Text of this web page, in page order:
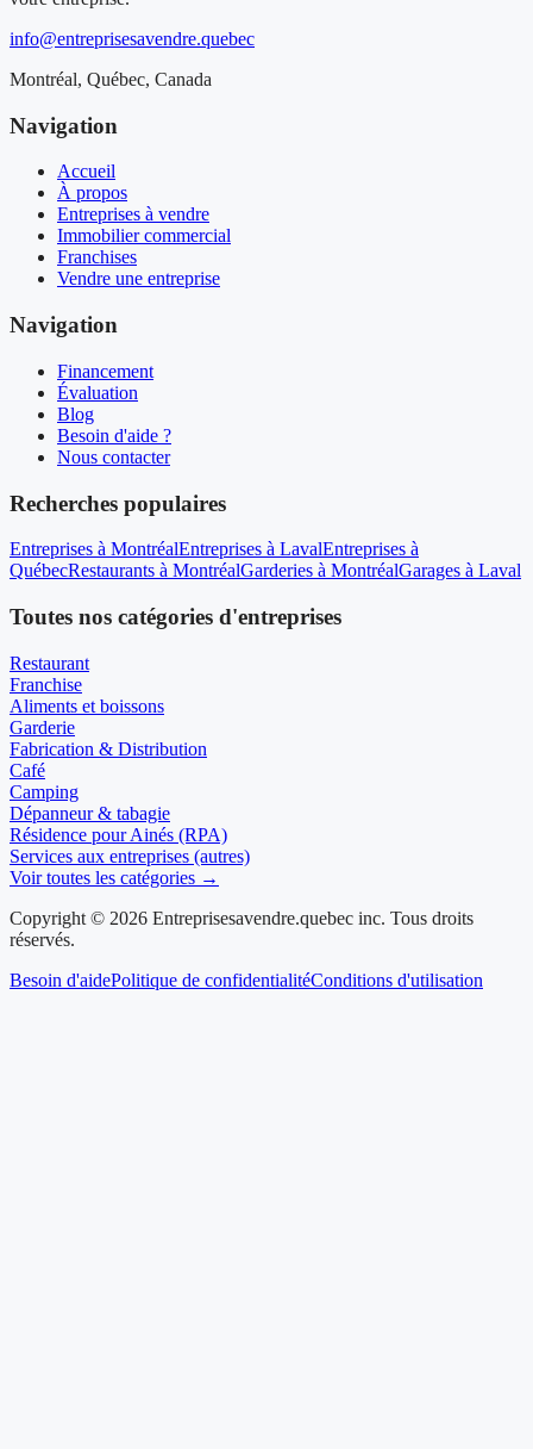
info@entreprisesavendre.quebec
Montréal, Québec, Canada
Navigation
Accueil
À propos
Entreprises à vendre
Immobilier commercial
Franchises
Vendre une entreprise
Navigation
Financement
Évaluation
Blog
Besoin d'aide ?
Nous contacter
Recherches populaires
Entreprises à MontréalEntreprises à LavalEntreprises à
QuébecRestaurants à MontréalGarderies à MontréalGarages à Laval
Toutes nos catégories d'entreprises
Restaurant
Franchise
Aliments et boissons
Garderie
Fabrication & Distribution
Café
Camping
Dépanneur & tabagie
Résidence pour Ainés (RPA)
Services aux entreprises (autres)
Voir toutes les catégories →
Copyright © 2026 Entreprisesavendre.quebec inc. Tous droits
réservés.
Besoin d'aidePolitique de confidentialitéConditions d'utilisation